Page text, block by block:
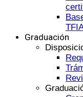
Graduación